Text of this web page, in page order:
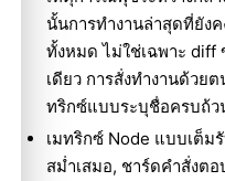
นั้นการทำงานล่าสุดที่ยัง
ทั้งหมด ไม่ใช่เฉพาะ diff
เดียว การสั่งทำงานด้วยต
ทริกซ์แบบระบุชื่อครบถ้ว
เมทริกซ์ Node แบบเต็ม
สม่ำเสมอ, ชาร์ดคำสั่งต